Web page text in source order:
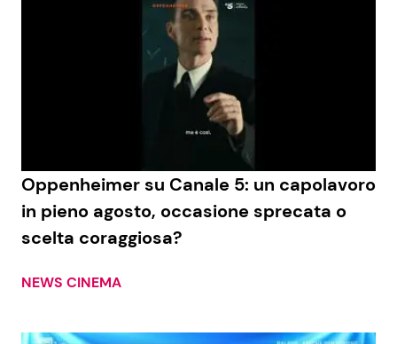
Persone Scomparse Programmi TV
Reality e Talent
Soap Opera
ShowBiz
News Cinema
Social News
News dal mondo
Oppenheimer su Canale 5: un capolavoro
in pieno agosto, occasione sprecata o
scelta coraggiosa?
NEWS CINEMA